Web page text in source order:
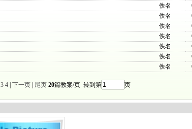
佚名
佚名
佚名
佚名
佚名
佚名
佚名
3 4 下一页 尾页 20篇教案/页 转到第 页